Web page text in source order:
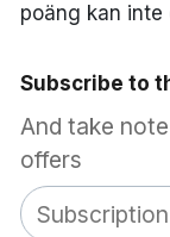
poäng kan inte
Subscribe to
And take
offers